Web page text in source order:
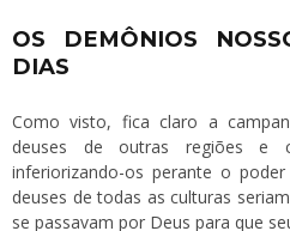
OS DEMÔNIOS
DIAS
Como visto, fica claro a
deuses de outras regiões e
inferiorizando-os perante o
deuses de todas as culturas
se passavam por Deus para que